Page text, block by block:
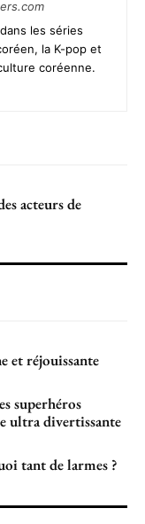
les séries
la K-pop et
coréenne.
acteurs de
et réjouissante
superhéros
ultra divertissante
tant de larmes ?